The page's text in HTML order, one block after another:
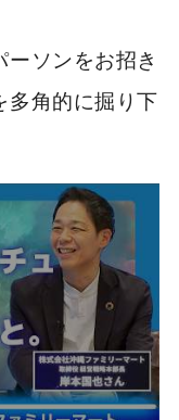
ソンをお招き
多角的に掘り下